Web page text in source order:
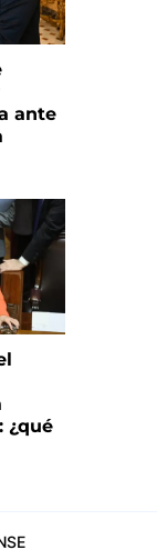
ante
¿qué